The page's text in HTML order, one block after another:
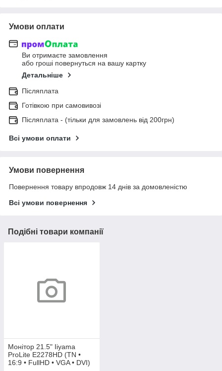
Умови оплати
Ви отримаєте замовлення
або гроші повернуться на вашу картку
Детальніше
Післяплата
Готівкою при самовивозі
Післяплата - (тільки для замовлень від 200грн)
Всі умови оплати
Умови повернення
Повернення товару впродовж 14 днів за домовленістю
Всі умови повернення
Подібні товари компанії
Монітор 21.5" Iiyama
ProLite E2278HD (TN •
16:9 • FullHD • VGA • DVI)